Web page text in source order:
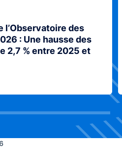
l’Observatoire des
: Une hausse des
2,7 % entre 2025 et